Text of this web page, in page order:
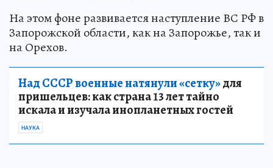
На этом фоне развивается наступление ВС РФ в
Запорожской области, как на Запорожье, так и
на Орехов.
Над СССР военные натянули «сетку»для
пришельцев: как страна 13 лет тайно
искала и изучала инопланетных гостей
НАУКА